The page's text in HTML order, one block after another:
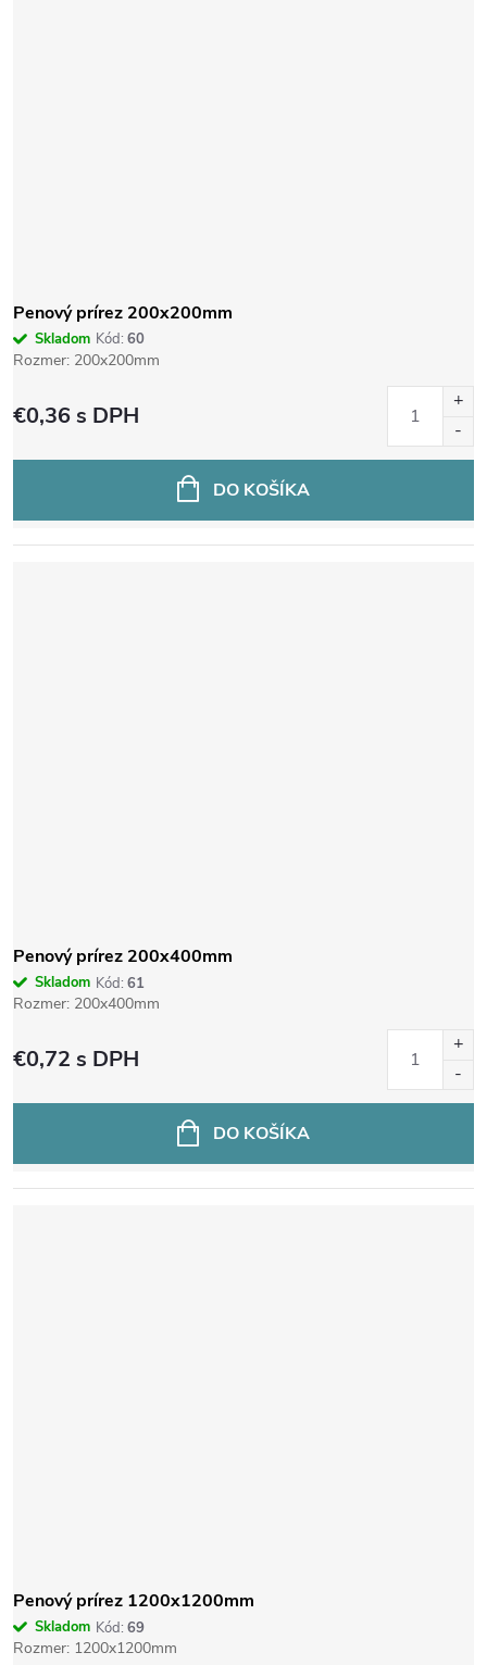
o
d
u
t
Penový prírez 200x200mm
Skladom Kód: 60
Rozmer: 200x200mm
€0,36s DPH
DO KOŠÍKA
Penový prírez 200x400mm
Skladom Kód: 61
Rozmer: 200x400mm
€0,72 s DPH
DO KOŠÍKA
Penový prírez 1200x1200mm
Skladom Kód: 69
Rozmer: 1200x1200mm